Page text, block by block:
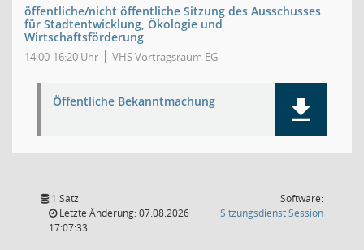
öffentliche/nicht öffentliche Sitzung des Ausschusses
für Stadtentwicklung, Ökologie und
Wirtschaftsförderung
14:00-16:20 Uhr VHS Vortragsraum EG
Öffentliche Bekanntmachung
1 Satz
Letzte Änderung: 07.08.2026
17:07:33
Software:
SitzungsdienstSession(Wird in